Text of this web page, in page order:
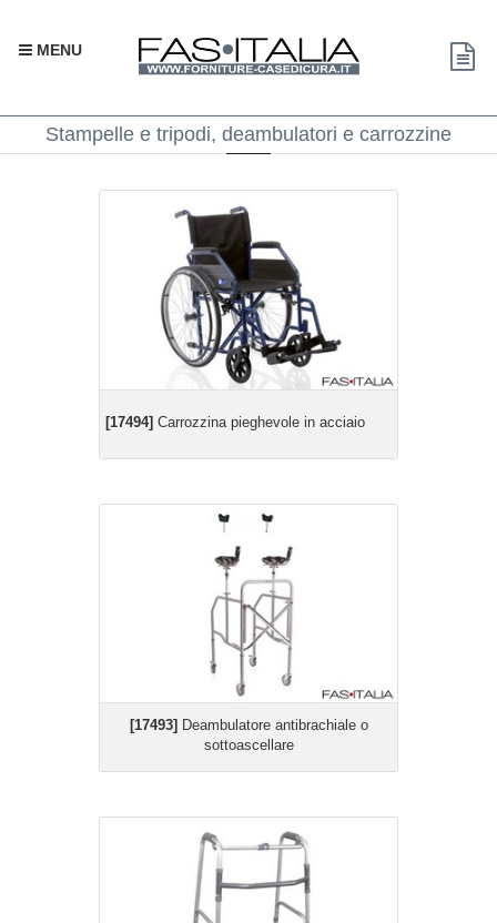
MENU
Stampelle e tripodi, deambulatori e carrozzine
[17494] Carrozzina pieghevole in acciaio
[17493] Deambulatore antibrachiale o
sottoascellare